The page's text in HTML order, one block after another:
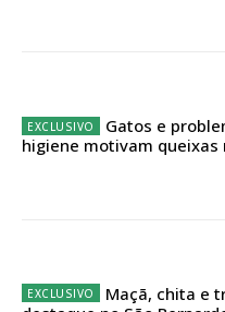
Escolha o
Gatos e
higiene motivam queixas
Maçã, chita e